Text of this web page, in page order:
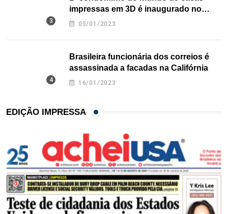
impressas em 3D é inaugurado no
Texas
05/01/2023
Brasileira funcionária dos correios é
assassinada a facadas na Califórnia
16/01/2023
EDIÇÃO IMPRESSA